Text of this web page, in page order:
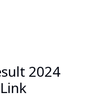
2024